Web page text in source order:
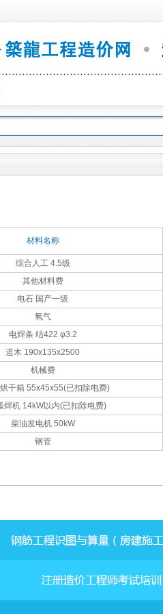
材料名称
综合人工 4.5级
其他材料费
电石 国产一级
氧气
电焊条 结422 φ3.2
道木 190x135x2500
机械费
干箱 55x45x55(已扣除电费)
焊机 14kW以内(已扣除电费)
柴油发电机 50kW
钢管